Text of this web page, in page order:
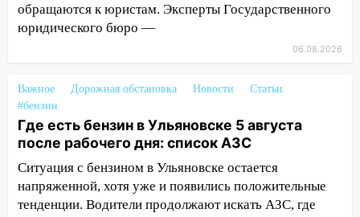
юному велосипедисту на улице
Чернышевского
В Заволжском районе украли два
07:18
тридцатиградусная жара: какая будет
погода в четверг
06:00 Четыре года борьбы: ульяновские
юристы помогли женщине засудить УК
за плесень на стенах
обращаются к юристам. Эксперты Государственного
юридического бюро —
06.08.2026
Важное Дорожная обстановка Новости
Статьи
#бензин
Где есть бензин в Ульяновске 5 августа
после рабочего дня: список АЗС
Ситуация с бензином в Ульяновске остается
напряженной, хотя уже и появились положительные
тенденции. Водители продолжают искать АЗС, где